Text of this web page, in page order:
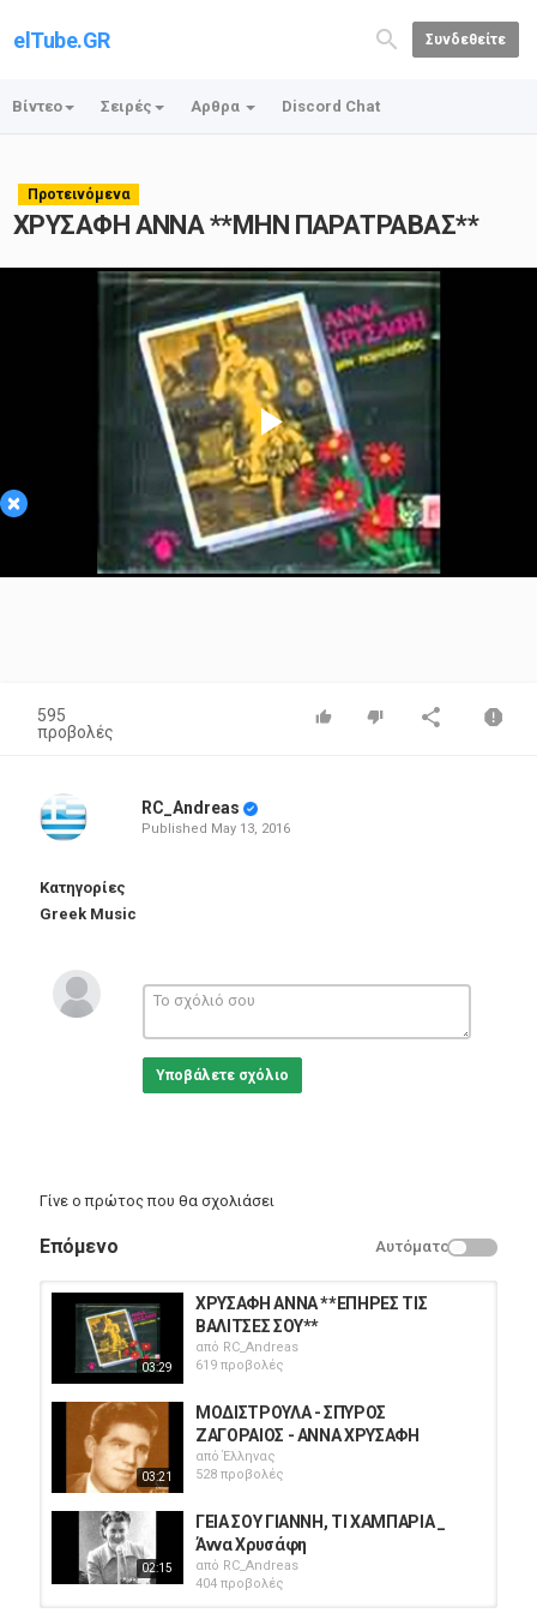
elTube.GR Συνδεθείτε
Βίντεο Σειρές Αρθρα Discord Chat
Προτεινόμενα
ΧΡΥΣΑΦΗ ΑΝΝΑ **ΜΗΝ ΠΑΡΑΤΡΑΒΑΣ**
×
Play
Video
595
προβολές
RC_Andreas
Published May 13, 2016
Κατηγορίες
Greek Music
Υποβάλετε σχόλιο
Γίνε ο πρώτος που θα σχολιάσει
Επόμενο Αυτόματο
03:29
ΧΡΥΣΑΦΗ ΑΝΝΑ **ΕΠΗΡΕΣ ΤΙΣ
ΒΑΛΙΤΣΕΣ ΣΟΥ**
από RC_Andreas
619 προβολές
03:21
ΜΟΔΙΣΤΡΟΥΛΑ - ΣΠΥΡΟΣ
ΖΑΓΟΡΑΙΟΣ - ΑΝΝΑ ΧΡΥΣΑΦΗ
απόΈλληνας
528 προβολές
02:15
ΓΕΙΑ ΣΟΥ ΓΙΑΝΝΗ, ΤΙ ΧΑΜΠΑΡΙΑ _
Άννα Χρυσάφη
από RC_Andreas
404 προβολές